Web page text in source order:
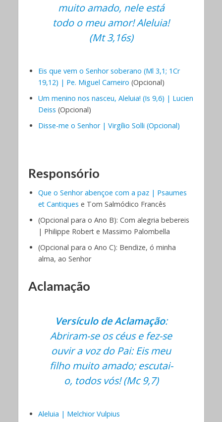
muito amado, nele está
todo o meu amor! Aleluia!
(Mt 3,16s)
Eis que vem o Senhor soberano (Ml 3,1; 1Cr
19,12) | Pe. Miguel Carneiro (Opcional)
Um menino nos nasceu, Aleluia! (Is 9,6) | Lucien
Deiss (Opcional)
Disse-me o Senhor | Virgílio Solli (Opcional)
Responsório
Que o Senhor abençoe com a paz | Psaumes
et Cantiques e Tom Salmódico Francês
(Opcional para o Ano B): Com alegria bebereis
| Philippe Robert e Massimo Palombella
(Opcional para o Ano C): Bendize, ó minha
alma, ao Senhor
Aclamação
Versículo de Aclamação:
Abriram-se os céus e fez-se
ouvir a voz do Pai: Eis meu
filho muito amado; escutai-
o, todos vós! (Mc 9,7)
Aleluia | Melchior Vulpius